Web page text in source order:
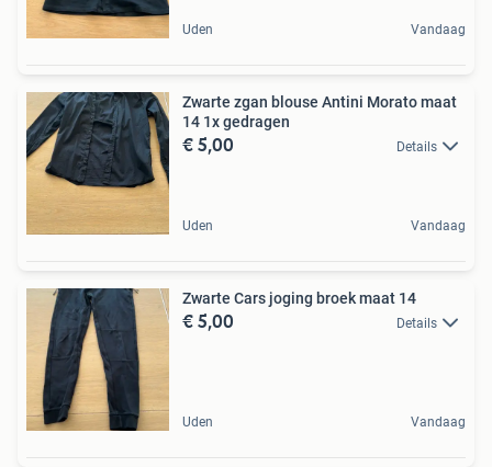
Uden Vandaag
Zwarte zgan blouse Antini Morato maat
14 1x gedragen
€ 5,00 Details
Uden Vandaag
Zwarte Cars joging broek maat 14
€ 5,00 Details
Uden Vandaag